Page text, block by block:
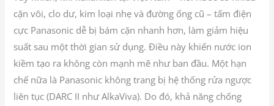
cặn vôi, clo dư, kim loại nhẹ và đường ống cũ – tấm điện
cực Panasonic dễ bị bám cặn nhanh hơn, làm giảm hiệu
suất sau một thời gian sử dụng. Điều này khiến nước ion
kiềm tạo ra không còn mạnh mẽ như ban đầu. Một hạn
chế nữa là Panasonic không trang bị hệ thống rửa ngược
liên tục (DARC II như AlkaViva). Do đó, khả năng chống